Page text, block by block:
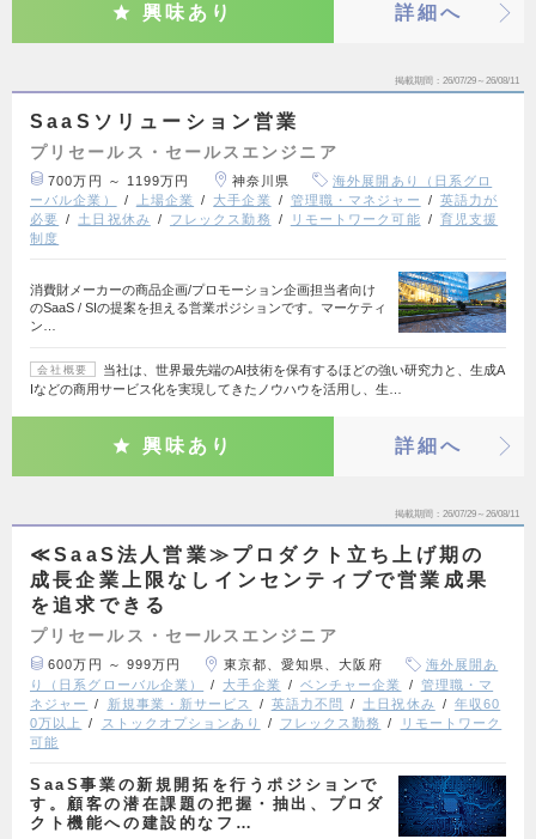
興味あり 詳細へ
掲載期間 26/07/29～26/08/11
SaaSソリューション営業
プリセールス・セールスエンジニア
700万円 ～ 1199万円 神奈川県
海外展開あり（日系グロ
ーバル企業）
上場企業 大手企業 管理職・マネジャー
英語力が
必要
土日祝休み フレックス勤務 リモートワーク可能
育児支援
制度
消費財メーカーの商品企画/プロモーション企画担当者向け
のSaaS / SIの提案を担える営業ポジションです。マーケティ
ン…
会社概要
当社は、世界最先端のAI技術を保有するほどの強い研究力と、生成A
Iなどの商用サービス化を実現してきたノウハウを活用し、生…
興味あり 詳細へ
掲載期間 26/07/29～26/08/11
≪SaaS法人営業≫プロダクト立ち上げ期の
成長企業上限なしインセンティブで営業成果
を追求できる
プリセールス・セールスエンジニア
600万円 ～ 999万円 東京都、愛知県、大阪府
海外展開あ
り（日系グローバル企業）
大手企業 ベンチャー企業
管理職・マ
ネジャー
新規事業・新サービス 英語力不問 土日祝休み
年収60
0万以上
ストックオプションあり フレックス勤務
リモートワーク
可能
SaaS事業の新規開拓を行うポジションで
す。顧客の潜在課題の把握・抽出、プロダ
クト機能への建設的なフ…